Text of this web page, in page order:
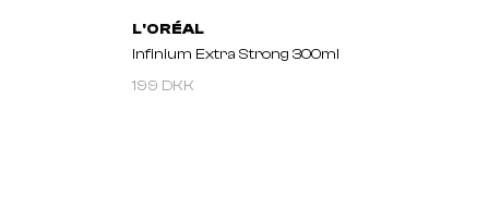
L'ORÉAL
Infinium Extra Strong 300ml
199 DKK